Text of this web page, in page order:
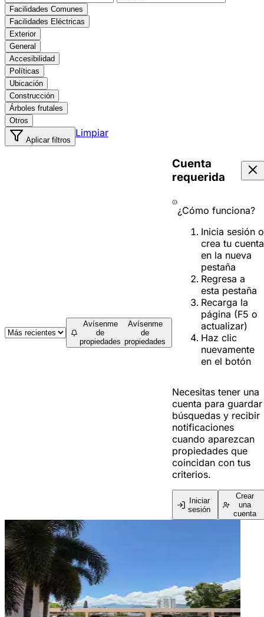
Facilidades Comunes
Facilidades Eléctricas
Exterior
General
Accesibilidad
Políticas
Ubicación
Construcción
Árboles frutales
Otros
Aplicar filtros
Limpiar
Avísenme
de
propiedades
Avísenme
de
propiedades
Cuenta
requerida
¿Cómo funciona?
Inicia sesión o
crea tu cuenta
en la nueva
pestaña
Regresa a
esta pestaña
Recarga la
página (F5 o
actualizar)
Haz clic
nuevamente
en el botón
Necesitas tener una
cuenta para guardar
búsquedas y recibir
notificaciones
cuando aparezcan
propiedades que
coincidan con tus
criterios.
Iniciar
sesión
Crear
una
cuenta